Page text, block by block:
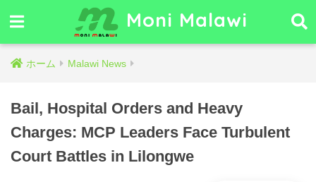
Moni Malawi
ホーム Malawi News
Bail, Hospital Orders and Heavy
Charges: MCP Leaders Face Turbulent
Court Battles in Lilongwe